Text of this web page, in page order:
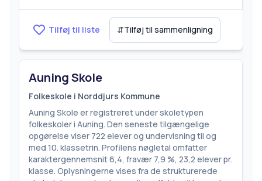
Tilføj til liste ⇵Tilføj til sammenligning
Auning Skole
Folkeskole i Norddjurs Kommune
Auning Skole er registreret under skoletypen
folkeskoler i Auning. Den seneste tilgængelige
opgørelse viser 722 elever og undervisning til og
med 10. klassetrin. Profilens nøgletal omfatter
karaktergennemsnit 6,4, fravær 7,9 %, 23,2 elever pr.
klasse. Oplysningerne vises fra de strukturerede